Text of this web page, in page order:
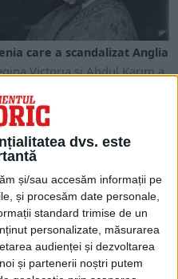
dvs. este
și/sau accesăm informații pe
și procesăm date personale,
standard trimise de un
personalizate, măsurarea
audienței și dezvoltarea
și partenerii noștri putem
care a scandalizat Anglia
Victoria și Abdul Karim a